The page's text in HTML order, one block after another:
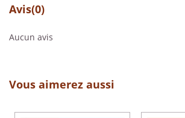
Avis(0)
Aucun avis
Vous aimerez aussi